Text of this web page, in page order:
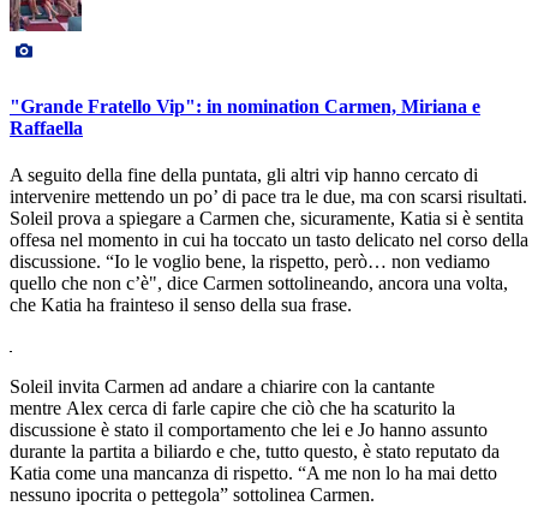
"Grande Fratello Vip": in nomination Carmen, Miriana e
Raffaella
A seguito della fine della puntata, gli altri vip hanno cercato di
intervenire mettendo un po’ di pace tra le due, ma con scarsi risultati.
Soleil prova a spiegare a Carmen che, sicuramente, Katia si è sentita
offesa nel momento in cui ha toccato un tasto delicato nel corso della
discussione. “Io le voglio bene, la rispetto, però… non vediamo
quello che non c’è", dice Carmen sottolineando, ancora una volta,
che Katia ha frainteso il senso della sua frase.
Soleil invita Carmen ad andare a chiarire con la cantante
mentre Alex cerca di farle capire che ciò che ha scaturito la
discussione è stato il comportamento che lei e Jo hanno assunto
durante la partita a biliardo e che, tutto questo, è stato reputato da
Katia come una mancanza di rispetto. “A me non lo ha mai detto
nessuno ipocrita o pettegola” sottolinea Carmen.